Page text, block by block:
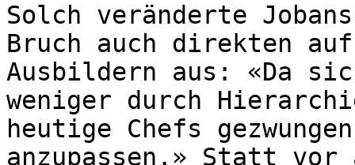
Solch veränderte
Bruch auch direkten
Ausbildern aus: «Da
weniger durch
heutige Chefs
anzupassen.» Statt vor